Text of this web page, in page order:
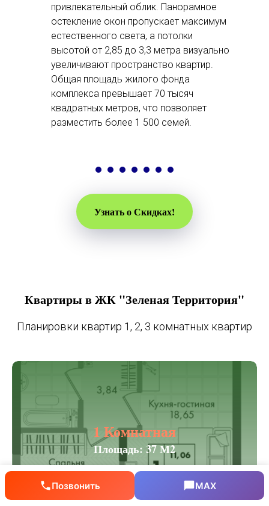
Позвонить MAX
привлекательный облик. Панорамное
остекление окон пропускает максимум
естественного света, а потолки
высотой от 2,85 до 3,3 метра визуально
увеличивают пространство квартир.
Общая площадь жилого фонда
комплекса превышает 70 тысяч
квадратных метров, что позволяет
разместить более 1 500 семей.
Узнать о Скидках!
Квартиры в ЖК "Зеленая Территория"
Планировки квартир 1, 2, 3 комнатных квартир
1 Комнатная
Площадь: 37 М2
Узнать Цену Сейчас